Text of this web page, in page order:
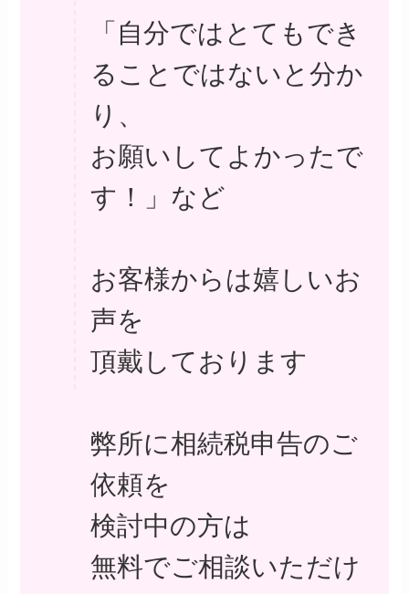
「自分ではとてもでき
ることではないと分か
り、
お願いしてよかったで
す！」など
お客様からは嬉しいお
声を
頂戴しております
弊所に相続税申告のご
依頼を
検討中の方は
無料でご相談いただけ